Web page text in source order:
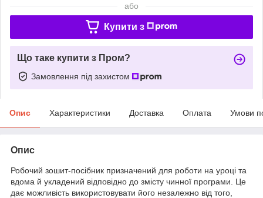
або
Купити з
Що таке купити з Пром?
Замовлення під захистом
Опис Характеристики Доставка Оплата Умови
Опис
Робочий зошит-посібник призначений для роботи на уроці та
вдома й укладений відповідно до змісту чинної програми. Це
дає можливість використовувати його незалежно від того,